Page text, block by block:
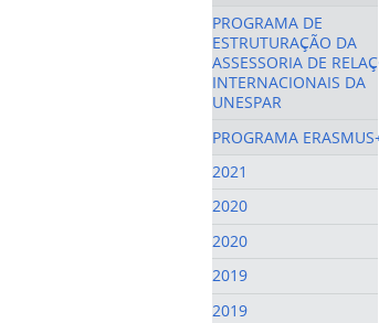
PROGRAMA DE
ESTRUTURAÇÃO DA
ASSESSORIA DE
INTERNACIONAIS DA
UNESPAR
PROGRAMA
2021
2020
2020
2019
2019